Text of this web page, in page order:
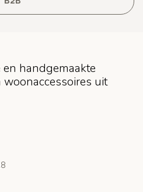
handgemaakte
uit